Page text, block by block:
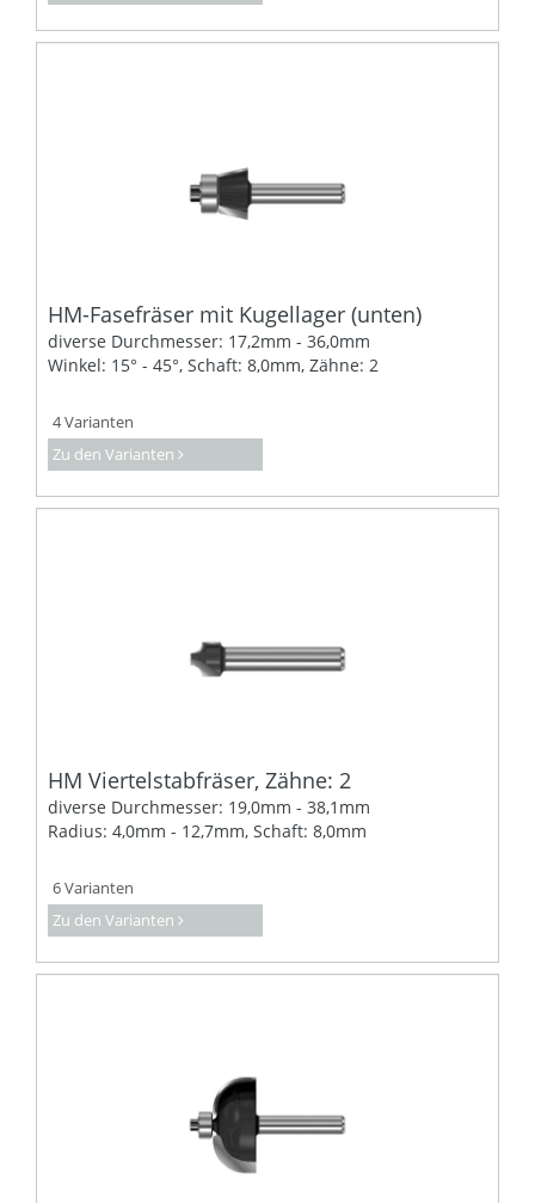
HM-Fasefräser mit Kugellager (unten)
diverse Durchmesser: 17,2mm - 36,0mm
Winkel: 15° - 45°, Schaft: 8,0mm, Zähne: 2
4 Varianten
Zu den Varianten
HM Viertelstabfräser, Zähne: 2
diverse Durchmesser: 19,0mm - 38,1mm
Radius: 4,0mm - 12,7mm, Schaft: 8,0mm
6 Varianten
Zu den Varianten